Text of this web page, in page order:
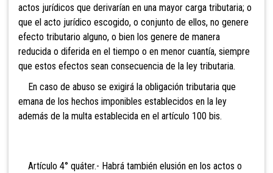
actos jurídicos que derivarían en una mayor carga tributaria; o
que el acto jurídico escogido, o conjunto de ellos, no genere
efecto tributario alguno, o bien los genere de manera
reducida o diferida en el tiempo o en menor cuantía, siempre
que estos efectos sean consecuencia de la ley tributaria.
En caso de abuso se exigirá la obligación tributaria que
emana de los hechos imponibles establecidos en la ley
además de la multa establecida en el artículo 100 bis.
Artículo 4° quáter.- Habrá también elusión en los actos o